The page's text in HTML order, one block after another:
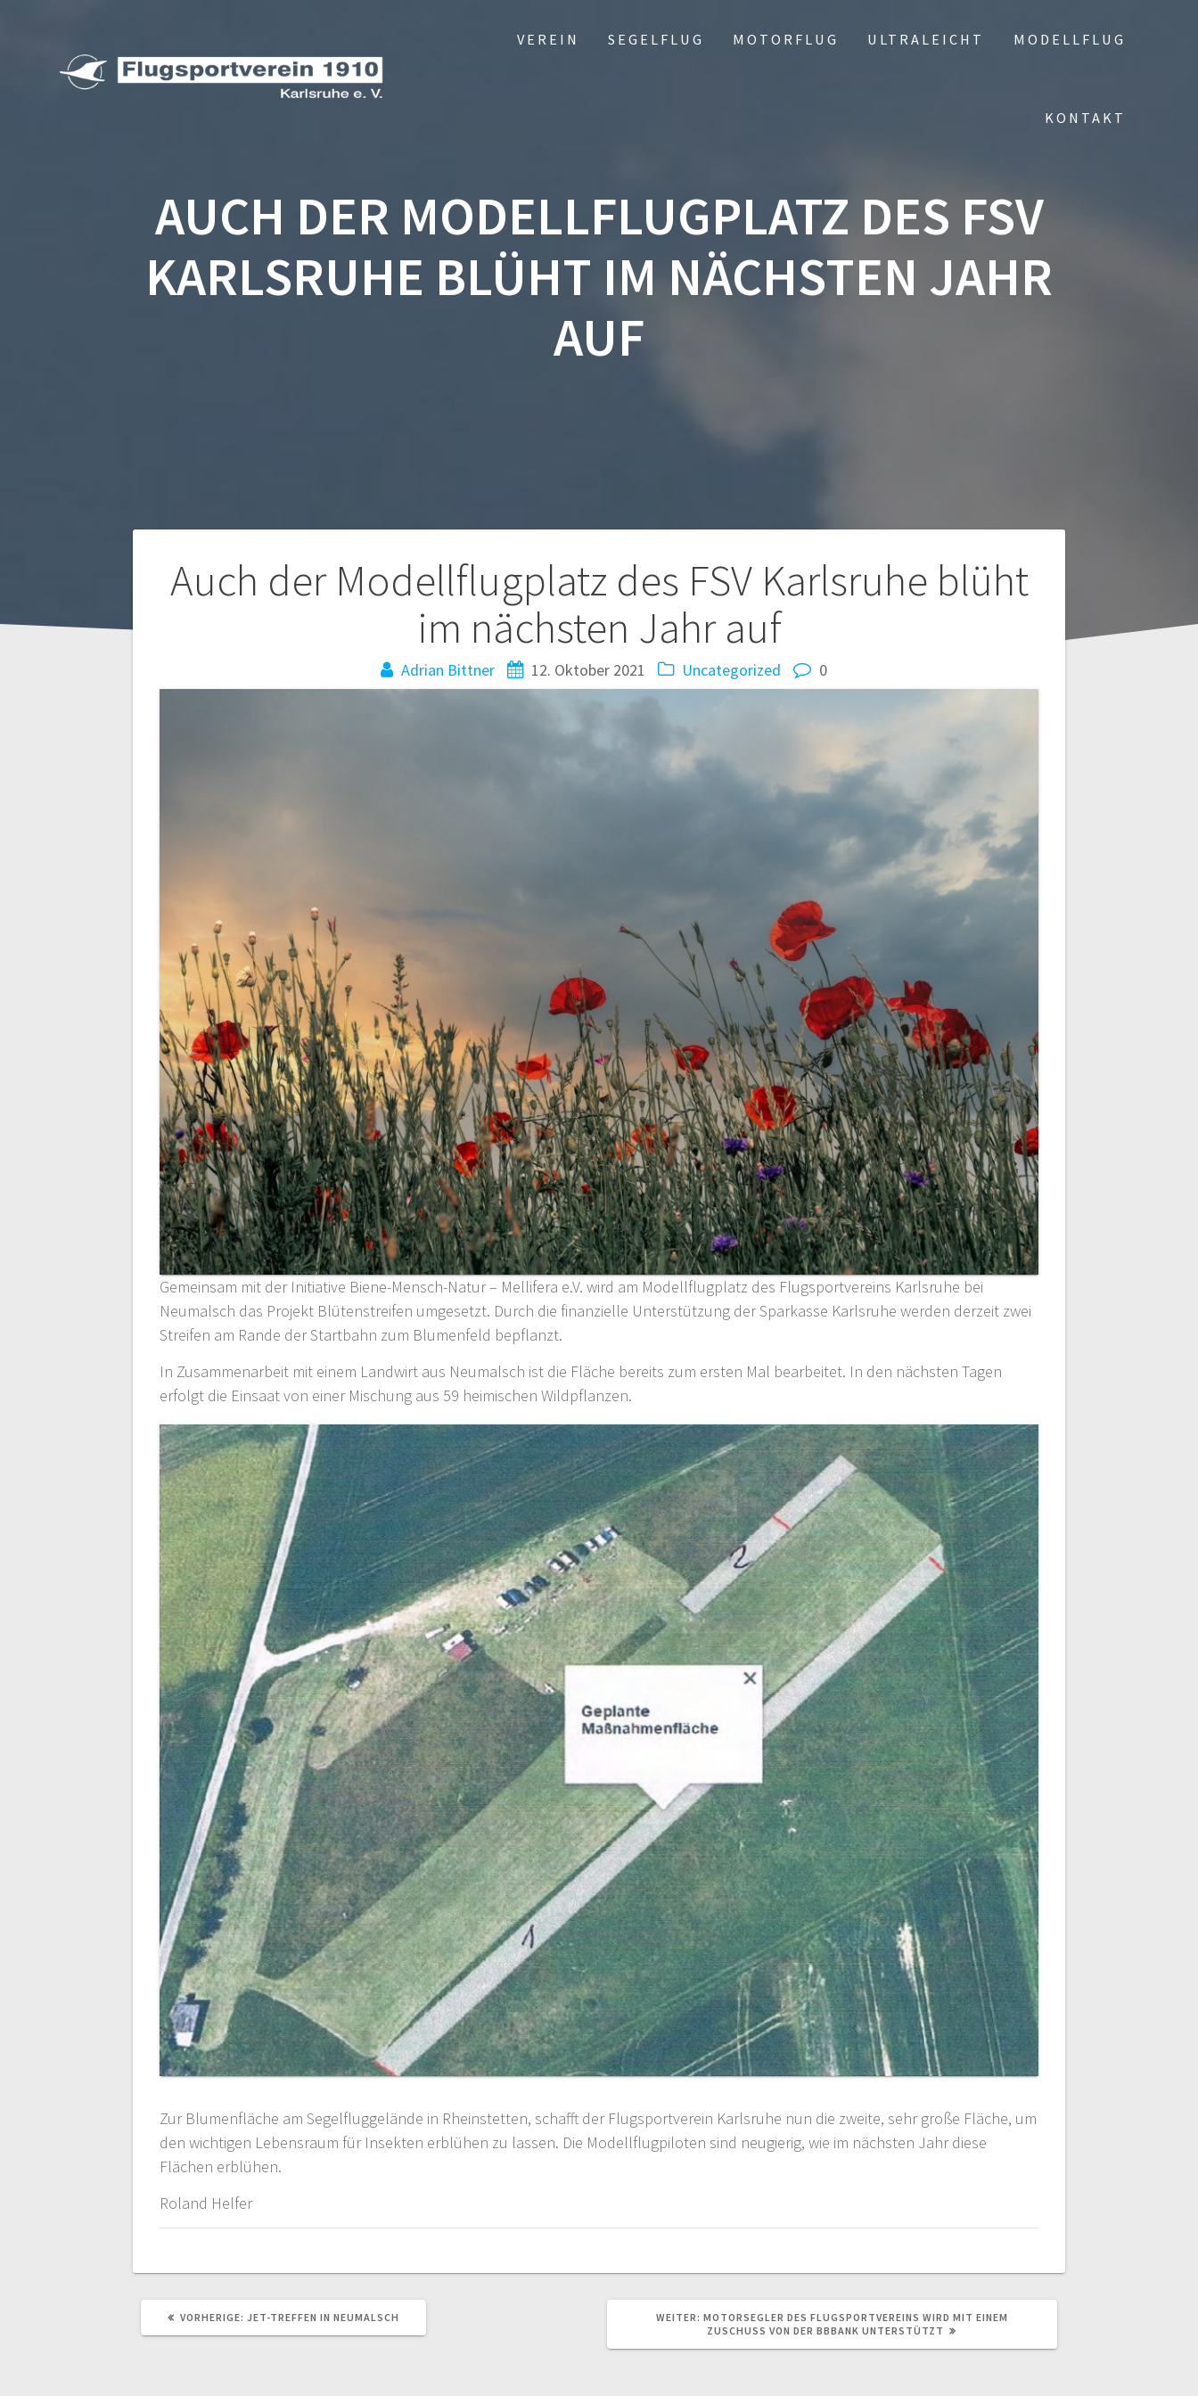
VEREIN SEGELFLUG MOTORFLUG ULTRALEICHT MODELLFLUG
KONTAKT
AUCH DER MODELLFLUGPLATZ DES FSV
KARLSRUHE BLÜHT IM NÄCHSTEN JAHR
AUF
Auch der Modellflugplatz des FSV Karlsruhe blüht
im nächsten Jahr auf
Adrian Bittner 12. Oktober 2021 Uncategorized 0
Gemeinsam mit der Initiative Biene-Mensch-Natur – Mellifera e.V. wird am Modellflugplatz des Flugsportvereins Karlsruhe bei
Neumalsch das Projekt Blütenstreifen umgesetzt. Durch die finanzielle Unterstützung der Sparkasse Karlsruhe werden derzeit zwei
Streifen am Rande der Startbahn zum Blumenfeld bepflanzt.
In Zusammenarbeit mit einem Landwirt aus Neumalsch ist die Fläche bereits zum ersten Mal bearbeitet. In den nächsten Tagen
erfolgt die Einsaat von einer Mischung aus 59 heimischen Wildpflanzen.
Zur Blumenfläche am Segelfluggelände in Rheinstetten, schafft der Flugsportverein Karlsruhe nun die zweite, sehr große Fläche, um
den wichtigen Lebensraum für Insekten erblühen zu lassen. Die Modellflugpiloten sind neugierig, wie im nächsten Jahr diese
Flächen erblühen.
Roland Helfer
Beitragsnavigation
VORHERIGE: VORHERIGER
JET-TREFFEN IN NEUMALSCH WEITER: NÄCHSTER
BEITRAG:
MOTORSEGLER DES FLUGSPORTVEREINS WIRD MIT EINEM
ZUSCHUSS VON DER BBBANK UNTERSTÜTZT